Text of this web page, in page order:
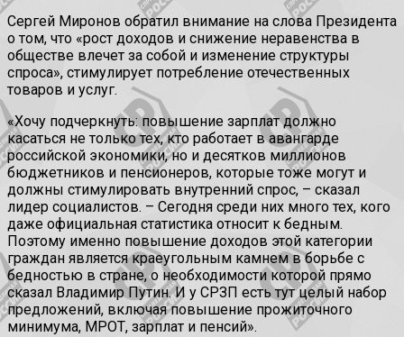
Сергей Миронов обратил внимание на слова Президента
о том, что «рост доходов и снижение неравенства в
обществе влечет за собой и изменение структуры
спроса», стимулирует потребление отечественных
товаров и услуг.
«Хочу подчеркнуть: повышение зарплат должно
касаться не только тех, кто работает в авангарде
российской экономики, но и десятков миллионов
бюджетников и пенсионеров, которые тоже могут и
должны стимулировать внутренний спрос, – сказал
лидер социалистов. – Сегодня среди них много тех, кого
даже официальная статистика относит к бедным.
Поэтому именно повышение доходов этой категории
граждан является краеугольным камнем в борьбе с
бедностью в стране, о необходимости которой прямо
сказал Владимир Путин. И у СРЗП есть тут целый набор
предложений, включая повышение прожиточного
минимума, МРОТ, зарплат и пенсий».